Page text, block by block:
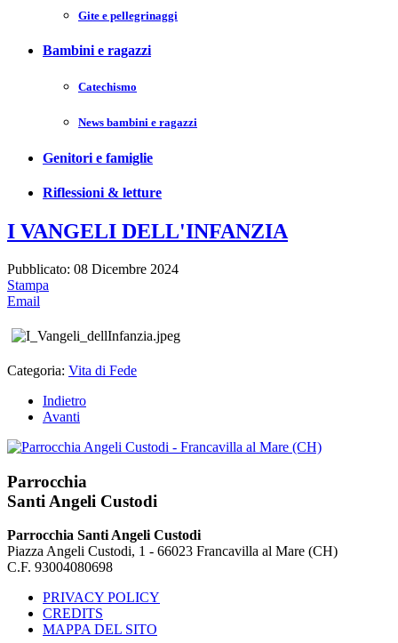
Gite e pellegrinaggi
Bambini e ragazzi
Catechismo
News bambini e ragazzi
Genitori e famiglie
Riflessioni & letture
I VANGELI DELL'INFANZIA
Pubblicato: 08 Dicembre 2024
Stampa
Email
Categoria: Vita di Fede
Indietro
Avanti
Parrocchia
Santi Angeli Custodi
Parrocchia Santi Angeli Custodi
Piazza Angeli Custodi, 1 - 66023 Francavilla al Mare (CH)
C.F. 93004080698
PRIVACY POLICY
CREDITS
MAPPA DEL SITO